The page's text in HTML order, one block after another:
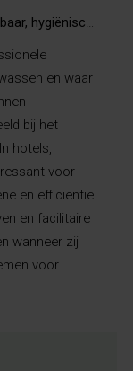
wassen belangrijk is.
en waar
bij het
hotels,
voor
en efficiëntie
en facilitaire
wanneer zij
voor